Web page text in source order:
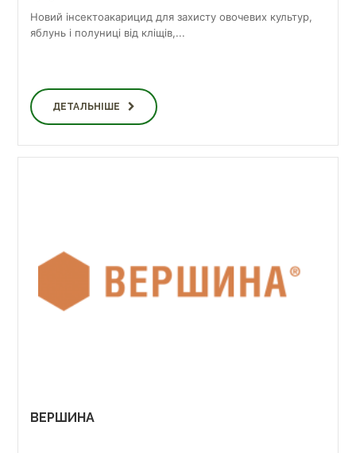
Новий інсектоакарицид для захисту овочевих культур,
яблунь і полуниці від кліщів,...
ДЕТАЛЬНІШЕ
ВЕРШИНА